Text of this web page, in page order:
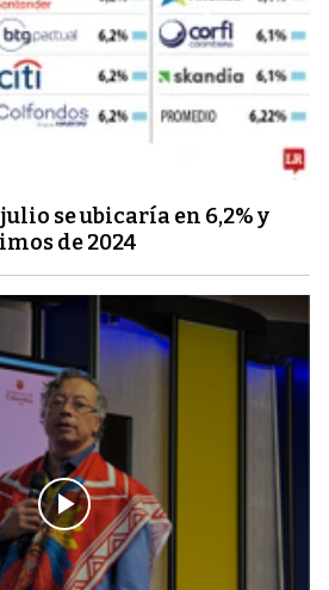
se ubicaría en 6,2% y
de 2024